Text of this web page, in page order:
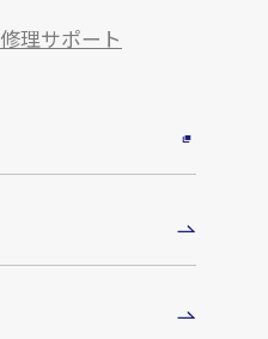
修理サポート